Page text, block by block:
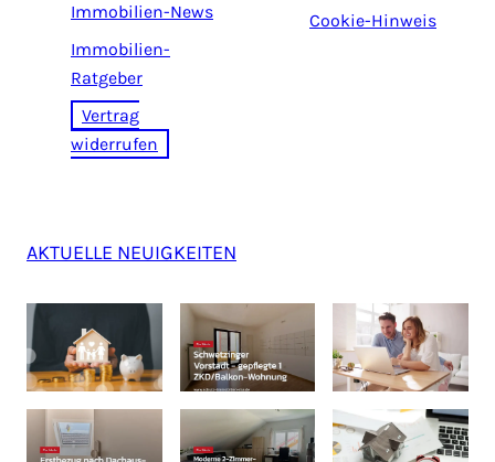
Immobilien-News
Immobilien-
Ratgeber
Vertrag
widerrufen
Cookie-Hinweis
AKTUELLE NEUIGKEITEN